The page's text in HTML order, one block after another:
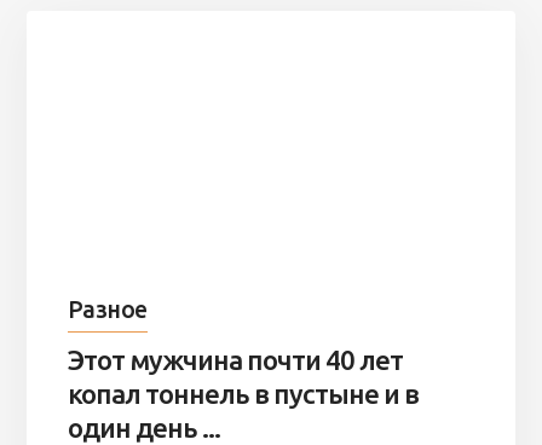
Разное
Этот мужчина почти 40 лет
копал тоннель в пустыне и в
один день ...